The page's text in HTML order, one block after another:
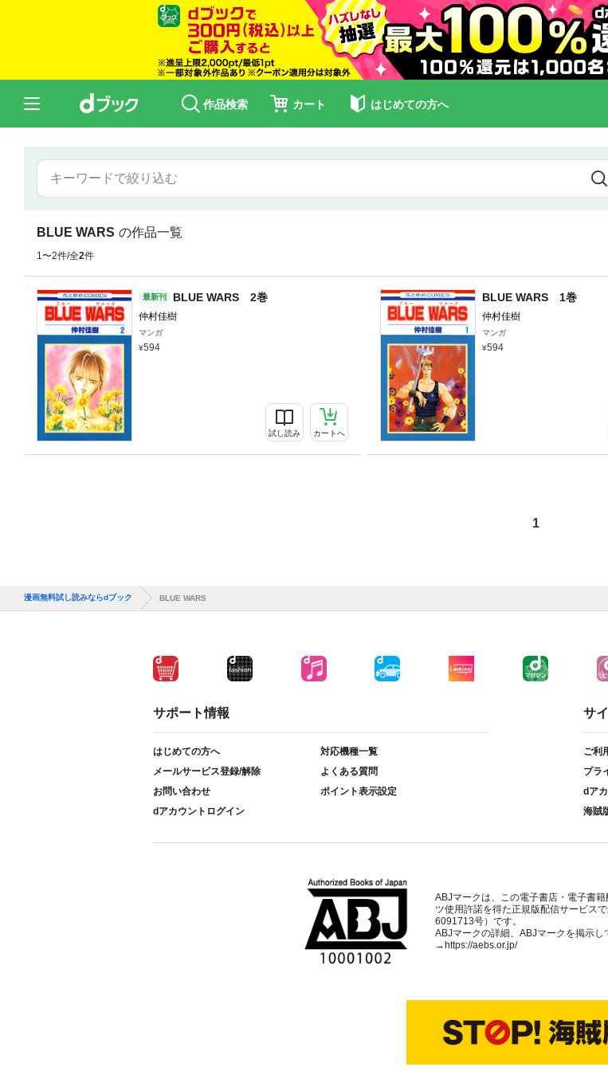
作品検索 カート はじめての方へ
BLUE WARS の作品一覧
1〜2件/全2件
最新刊 BLUE WARS 2巻
仲村佳樹
マンガ
594
試し読み カートへ
BLUE WARS 1巻
仲村佳樹
マンガ
594
1
漫画無料試し読みならdブック BLUE WARS
サポート情報
はじめての方へ
対応機種一覧
メールサービス登録/解除
よくある質問
お問い合わせ
ポイント表示設定
dアカウントログイン
サ
ご利
プラ
dア
海賊
ABJマークは、この電子書店・電子書
ツ使用許諾を得た正規版配信サービス
6091713号）です。
ABJマークの詳細、ABJマークを掲示し
→https://aebs.or.jp/